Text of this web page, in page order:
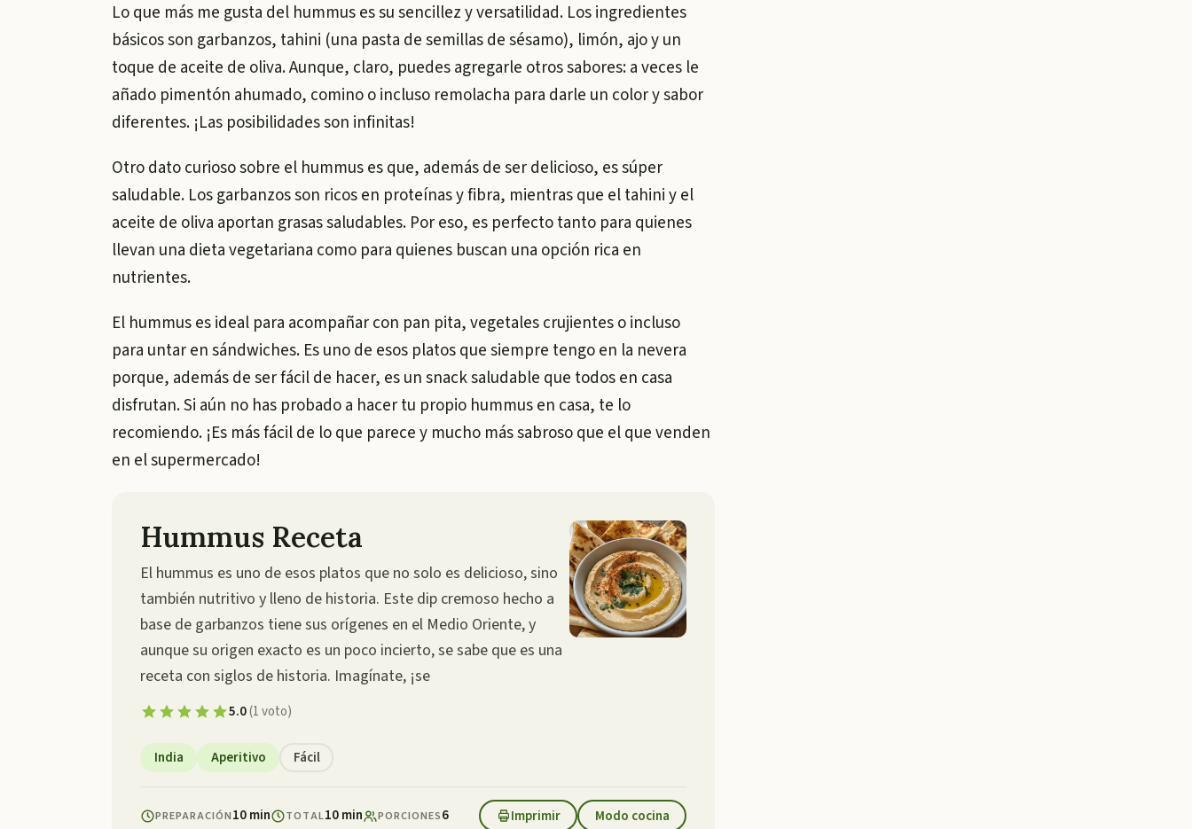
Lo que más me gusta del hummus es su sencillez y versatilidad. Los ingredientes
básicos son garbanzos, tahini (una pasta de semillas de sésamo), limón, ajo y un
toque de aceite de oliva. Aunque, claro, puedes agregarle otros sabores: a veces le
añado pimentón ahumado, comino o incluso remolacha para darle un color y sabor
diferentes. ¡Las posibilidades son infinitas!
Otro dato curioso sobre el hummus es que, además de ser delicioso, es súper
saludable. Los garbanzos son ricos en proteínas y fibra, mientras que el tahini y el
aceite de oliva aportan grasas saludables. Por eso, es perfecto tanto para quienes
llevan una dieta vegetariana como para quienes buscan una opción rica en
nutrientes.
El hummus es ideal para acompañar con pan pita, vegetales crujientes o incluso
para untar en sándwiches. Es uno de esos platos que siempre tengo en la nevera
porque, además de ser fácil de hacer, es un snack saludable que todos en casa
disfrutan. Si aún no has probado a hacer tu propio hummus en casa, te lo
recomiendo. ¡Es más fácil de lo que parece y mucho más sabroso que el que venden
en el supermercado!
Hummus Receta
El hummus es uno de esos platos que no solo es delicioso, sino
también nutritivo y lleno de historia. Este dip cremoso hecho a
base de garbanzos tiene sus orígenes en el Medio Oriente, y
aunque su origen exacto es un poco incierto, se sabe que es una
receta con siglos de historia. Imagínate, ¡se
5.0(1voto)
India Aperitivo Fácil
PREPARACIÓN10 min TOTAL10 min PORCIONES6 Imprimir Modo cocina